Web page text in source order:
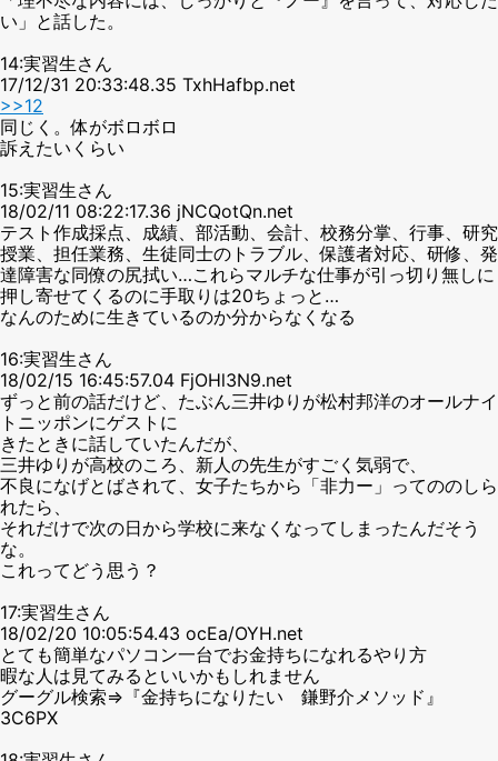
い」と話した。
14:実習生さん
17/12/31 20:33:48.35 TxhHafbp.net
>>12
同じく。体がボロボロ
訴えたいくらい
15:実習生さん
18/02/11 08:22:17.36 jNCQotQn.net
テスト作成採点、成績、部活動、会計、校務分掌、行事、研究
授業、担任業務、生徒同士のトラブル、保護者対応、研修、発
達障害な同僚の尻拭い…これらマルチな仕事が引っ切り無しに
押し寄せてくるのに手取りは20ちょっと…
なんのために生きているのか分からなくなる
16:実習生さん
18/02/15 16:45:57.04 FjOHl3N9.net
ずっと前の話だけど、たぶん三井ゆりが松村邦洋のオールナイ
トニッポンにゲストに
きたときに話していたんだが、
三井ゆりが高校のころ、新人の先生がすごく気弱で、
不良になげとばされて、女子たちから「非力ー」ってののしら
れたら、
それだけで次の日から学校に来なくなってしまったんだそう
な。
これってどう思う？
17:実習生さん
18/02/20 10:05:54.43 ocEa/OYH.net
とても簡単なパソコン一台でお金持ちになれるやり方
暇な人は見てみるといいかもしれません
グーグル検索⇒『金持ちになりたい 鎌野介メソッド』
3C6PX